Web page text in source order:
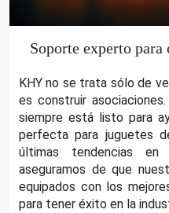
Soporte experto
KHY no se trata sólo de
es construir
siempre está listo para
perfecta para juguetes
últimas tendencias
aseguramos de que
equipados con los
para tener éxito en la